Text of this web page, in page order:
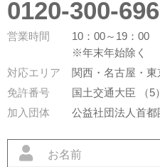
0120-300-696
営業時間
10：00～19：00
※年末年始除く
対応エリア
関西・名古屋・東
免許番号
国土交通大臣 （5
加入団体
公益社団法人首